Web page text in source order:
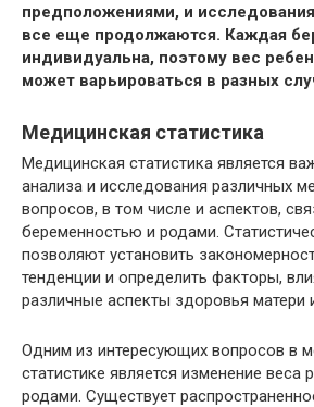
предположениями, и
все еще продолжаются. Каждая
индивидуальна, поэтому вес
может варьироваться в разных
Медицинская статистика
Медицинская статистика является
анализа и исследования различных
вопросов, в том числе и аспектов,
беременностью и родами.
позволяют установить
тенденции и определить факторы,
различные аспекты здоровья матери
Одним из интересующих вопросов в
статистике является изменение веса
родами. Существует